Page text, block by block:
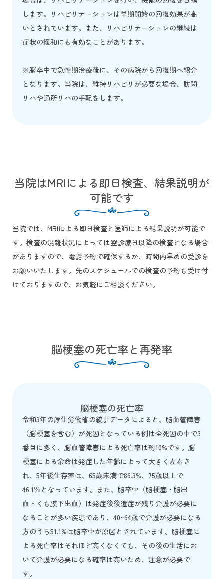
します。リハビリテーションは早期開始の回復効果が高
いとされています。また、リハビリテーションの継続は
症状の緩和にも有効なことがあります。
※脳卒中で急性期治療後に、その病院から回復期へ紹介
となります。当院は、維持リハビリが必要な場合、訪問
リハや通所リハの手配をします。
当院はMRIによる即日検査、結果説明が
可能です
当院では、MRIによる即日検査と医師による結果説明が可能で
す。検査の混雑状況によっては翌診療日以降の検査となる場合
がありますので、電話予約で確保するか、時間内早めの受診を
お願いいたします。先のスケジュールでの検査の予約も受け付
けておりますので、お気軽にご相談ください。
脳梗塞の死亡率と再発率
脳梗塞の死亡率
令和3年の厚生労働省の統計データによると、脳血管障害
（脳梗塞を含む）が死因となっている例は全死因の中で3
番目に多く、脳血管障害による死亡率は約10%です。脳
梗塞による余命は発症した年齢によって大きく左右さ
れ、5年後生存率は、65歳未満で86.3%、75歳以上で
46.1％となっています。また、脳卒中（脳梗塞・脳出
血・くも膜下出血）は発症後後遺症が残り介護が必要に
なることが多い疾患であり、40~64歳で介護が必要になる
方のうち51.1%は脳卒中が原因とされています。脳梗塞に
よる死亡率はそれほど高くなくても、その後の生活にお
いて介護が必要になる確率は高いため、注意が必要で
す。